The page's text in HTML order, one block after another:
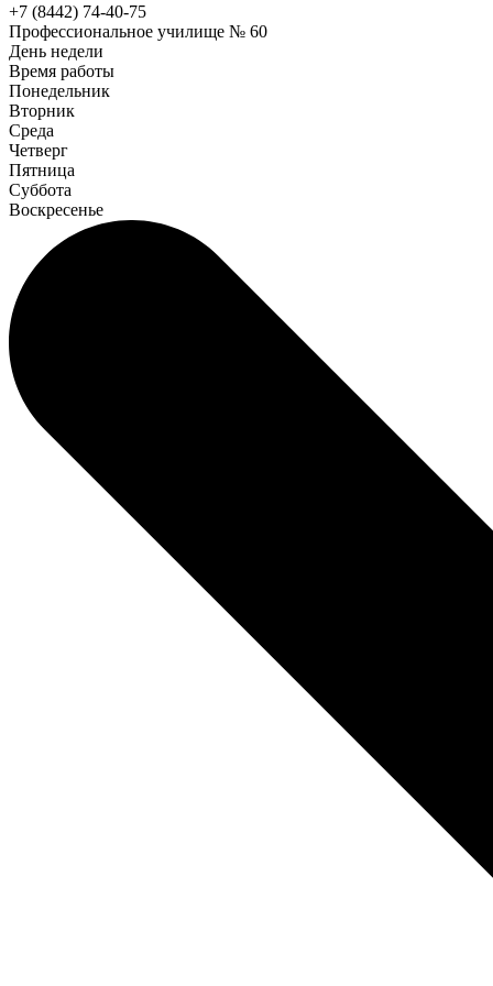
+7 (8442) 74-40-75
Профессиональное училище № 60
День недели
Время работы
Понедельник
Вторник
Среда
Четверг
Пятница
Суббота
Воскресенье